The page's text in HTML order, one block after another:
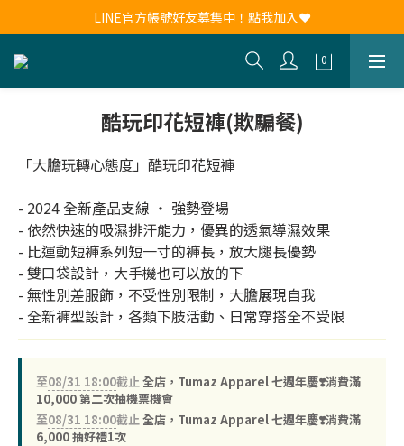
新會員註冊送30元購物金！現領現用！
LINE官方帳號好友募集中！點我加入❤
新會員註冊送30元購物金！現領現用！
酷玩印花短褲(欺騙餐)
「大膽玩轉心態度」酷玩印花短褲
- 2024 全新產品支線 ‧ 強勢登場
- 依然快速的吸濕排汗能力，優異的透氣導濕效果
- 比運動短褲系列短一寸的褲長，放大腿長優勢
- 雙口袋設計，大手機也可以放的下
- 無性別差服飾，不受性別限制，大膽展現自我
- 全新褲型設計，各類下肢活動、日常穿搭全不受限
至08/31 18:00截止全店，Tumaz Apparel 七週年慶❣️消費滿
10,000 第二次抽機票機會
至08/31 18:00截止全店，Tumaz Apparel 七週年慶❣️消費滿
6,000 抽好禮1次